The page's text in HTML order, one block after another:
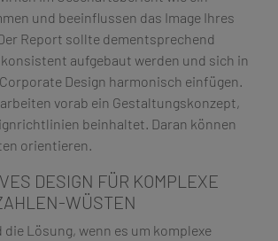
und beeinflussen das Image Ihres
Report sollte dementsprechend
aufgebaut werden und sich in
Design harmonisch einfügen.
vorab ein Gestaltungskonzept,
beinhaltet. Daran können
orientieren.
DESIGN FÜR KOMPLEXE
WÜSTEN
Lösung, wenn es um komplexe